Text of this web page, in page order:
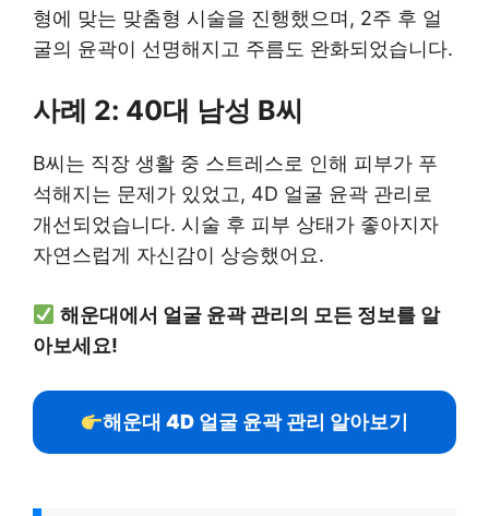
형에 맞는 맞춤형 시술을 진행했으며, 2주 후 얼
굴의 윤곽이 선명해지고 주름도 완화되었습니다.
사례 2: 40대 남성 B씨
B씨는 직장 생활 중 스트레스로 인해 피부가 푸
석해지는 문제가 있었고, 4D 얼굴 윤곽 관리로
개선되었습니다. 시술 후 피부 상태가 좋아지자
자연스럽게 자신감이 상승했어요.
해운대에서 얼굴 윤곽 관리의 모든 정보를 알
아보세요!
해운대 4D 얼굴 윤곽 관리 알아보기